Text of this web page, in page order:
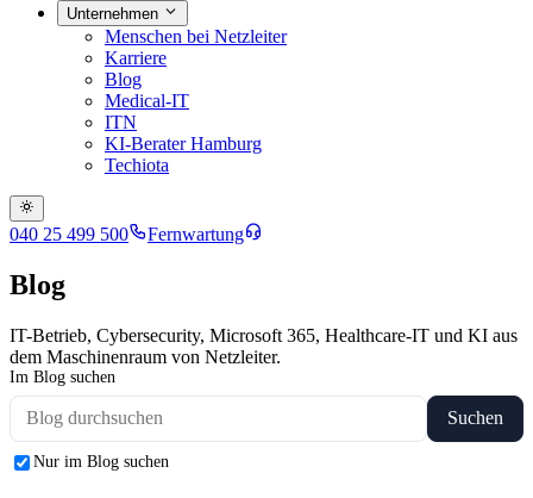
Unternehmen
Menschen bei Netzleiter
Karriere
Blog
Medical-IT
ITN
KI-Berater Hamburg
Techiota
040 25 499 500 Fernwartung
Blog
IT-Betrieb, Cybersecurity, Microsoft 365, Healthcare-IT und KI aus
dem Maschinenraum von Netzleiter.
Im Blog suchen
Suchen
Nur im Blog suchen